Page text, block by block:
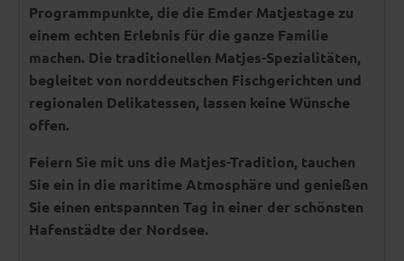
Programmpunkte, die die Emder Matjestage zu
einem echten Erlebnis für die ganze Familie
machen. Die traditionellen Matjes-Spezialitäten,
begleitet von norddeutschen Fischgerichten und
regionalen Delikatessen, lassen keine Wünsche
offen.
Feiern Sie mit uns die Matjes-Tradition, tauchen
Sie ein in die maritime Atmosphäre und genießen
Sie einen entspannten Tag in einer der schönsten
Hafenstädte der Nordsee.